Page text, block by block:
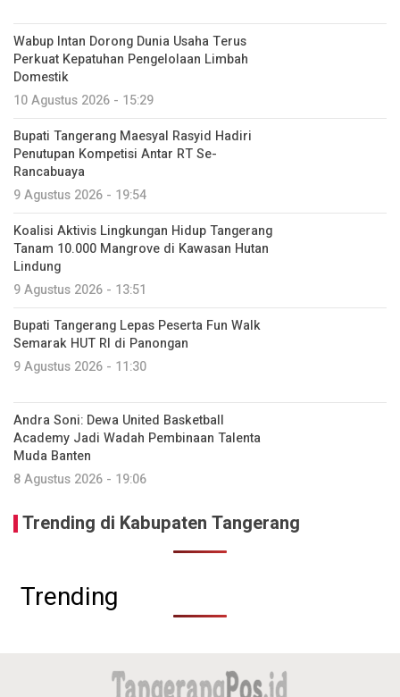
Wabup Intan Dorong Dunia Usaha Terus
Perkuat Kepatuhan Pengelolaan Limbah
Domestik
10 Agustus 2026 - 15:29
Bupati Tangerang Maesyal Rasyid Hadiri
Penutupan Kompetisi Antar RT Se-
Rancabuaya
9 Agustus 2026 - 19:54
Koalisi Aktivis Lingkungan Hidup Tangerang
Tanam 10.000 Mangrove di Kawasan Hutan
Lindung
9 Agustus 2026 - 13:51
Bupati Tangerang Lepas Peserta Fun Walk
Semarak HUT RI di Panongan
9 Agustus 2026 - 11:30
Andra Soni: Dewa United Basketball
Academy Jadi Wadah Pembinaan Talenta
Muda Banten
8 Agustus 2026 - 19:06
Trending di Kabupaten Tangerang
Trending